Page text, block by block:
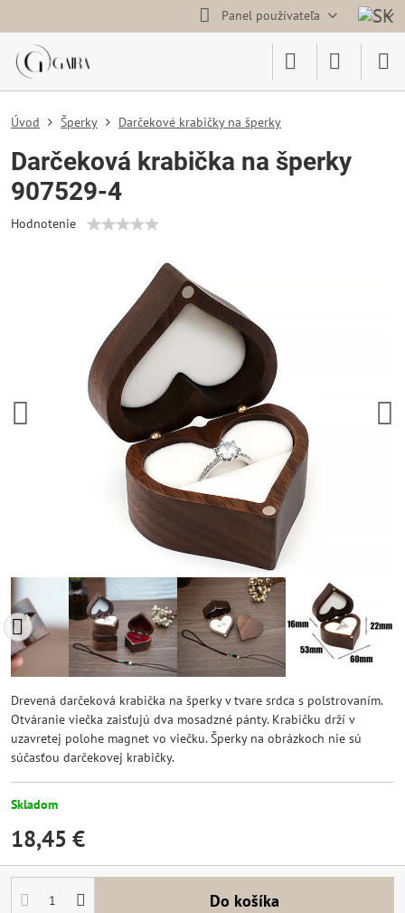
Panel používateľa
Úvod Šperky Darčekové krabičky na šperky
Darčeková krabička na šperky
907529-4
Hodnotenie
Drevená darčeková krabička na šperky v tvare srdca s polstrovaním.
Otváranie viečka zaisťujú dva mosadzné pánty. Krabičku drží v
uzavretej polohe magnet vo viečku. Šperky na obrázkoch nie sú
súčasťou darčekovej krabičky.
Skladom
18,45 €
Do košíka